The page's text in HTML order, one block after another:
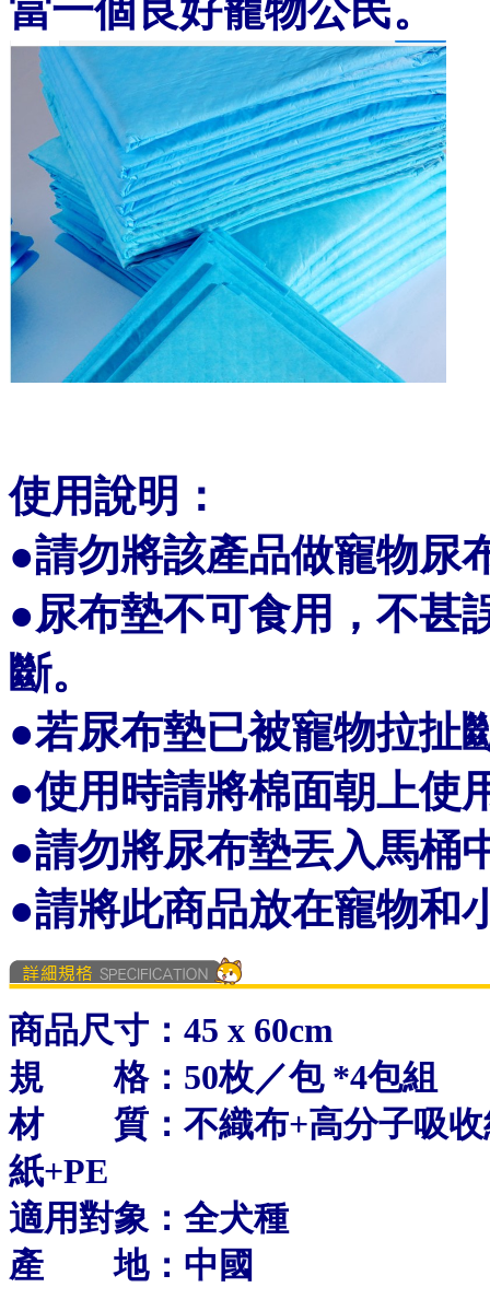
當一個良好寵物公民。
使用說明：
●請勿將該產品做寵物尿
●尿布墊不可食用，不甚
斷。
●若尿布墊已被寵物拉扯
●使用時請將棉面朝上使
●請勿將尿布墊丟入馬桶
●請將此商品放在寵物和
商品尺寸：45 x 60cm
規 格：50枚／包 *4包組
材 質：不織布+高分子吸收
紙+PE
適用對象：全犬種
產 地：中國